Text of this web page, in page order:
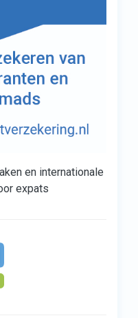
en internationale
expats